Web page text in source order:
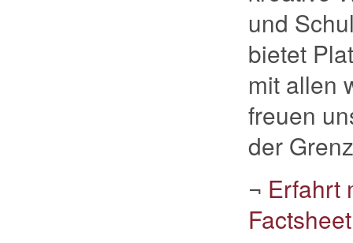
und
bietet
mit allen
freuen
der
¬ Erfahrt
Factsheet